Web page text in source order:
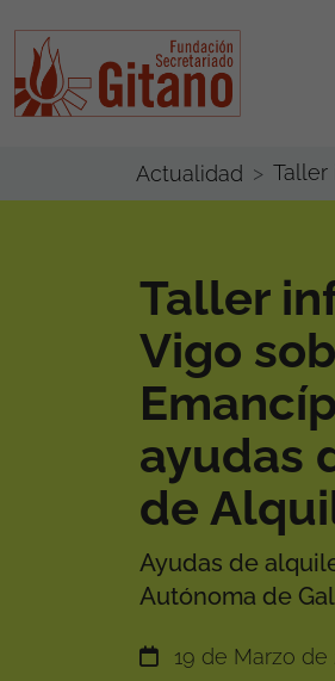
Actualidad Taller
Taller
Vigo
ayudas
de
Ayudas de
Autónoma de
19 de Marzo de